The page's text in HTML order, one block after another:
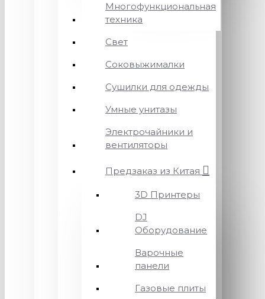
Многофункциональная
техника
Свет
Соковыжималки
Сушилки для одежды
Умные унитазы
Электрочайники и
вентиляторы
Предзаказ из Китая
3D Принтеры
DJ
Оборудование
Варочные
панели
Газовые плиты